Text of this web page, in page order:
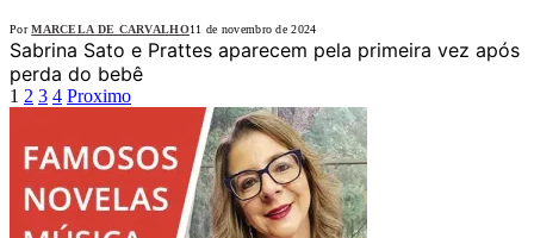
Por MARCELA DE CARVALHO11 de novembro de 2024
Sabrina Sato e Prattes aparecem pela primeira vez após
perda do bebê
1 2 3 4 Proximo